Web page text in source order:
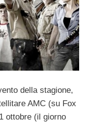
della stagione,
AMC (su Fox
ottobre (il giorno